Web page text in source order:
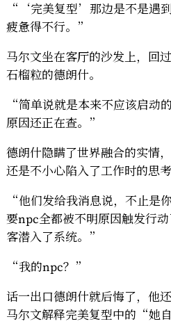
“‘完美复型’那边是不是遇
疲惫得不行。”
马尔文坐在客厅的沙发上，回
石榴粒的德朗什。
“简单说就是本来不应该启动
原因还正在查。”
德朗什隐瞒了世界融合的实情
还是不小心陷入了工作时的思考
“他们发给我消息说，不止是
要npc全都被不明原因触发行
客潜入了系统。”
“我的npc？”
话一出口德朗什就后悔了，他
马尔文解释完美复型中的“她